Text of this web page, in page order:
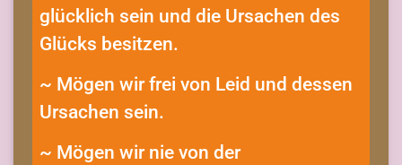
glücklich sein und die Ursachen des
Glücks besitzen.
~ Mögen wir frei von Leid und dessen
Ursachen sein.
~ Mögen wir nie von der